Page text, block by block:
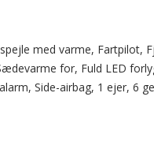
med varme,
for, Fuld LED
Side-airbag, 1 ejer, 6